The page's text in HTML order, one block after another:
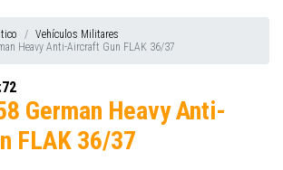
Vehículos Militares
Heavy Anti-Aircraft Gun FLAK 36/37
German Heavy Anti-
FLAK 36/37